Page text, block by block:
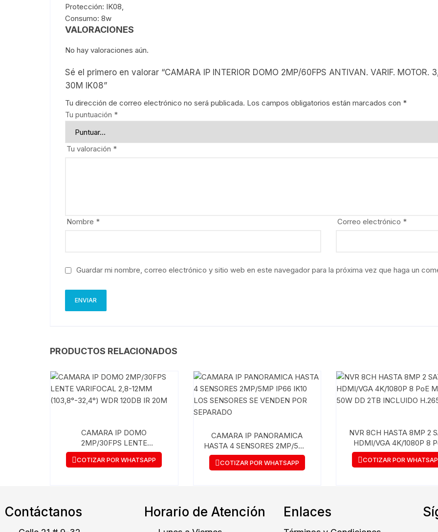
Protección: IK08,
Consumo: 8w
VALORACIONES
No hay valoraciones aún.
Sé el primero en valorar “CAMARA IP INTERIOR DOMO 2MP/60FPS ANTIVAN. VARIF. MOTOR.
30M IK08”
Tu dirección de correo electrónico no será publicada. Los campos obligatorios están marcados con *
Tu puntuación *
Tu valoración *
Nombre * Correo electrónico *
Guardar mi nombre, correo electrónico y sitio web en este navegador para la próxima vez que haga un
PRODUCTOS RELACIONADOS
CAMARA IP DOMO
2MP/30FPS LENTE
VARIFOCAL 2,8-12MM
(103,8°-32,4°) WDR 120DB IR
COTIZAR POR WHATSAPP
CAMARA IP PANORAMICA
HASTA 4 SENSORES 2MP/5MP
IP66 IK10 LOS SENSORES SE
VENDEN POR SEPARADO
COTIZAR POR WHATSAPP
NVR 8CH HASTA 8MP 2
HDMI/VGA 4K/1080P 8
MAX. 50W DD 2TB
H.265
COTIZAR POR
Contáctanos Horario de Atención Enlaces